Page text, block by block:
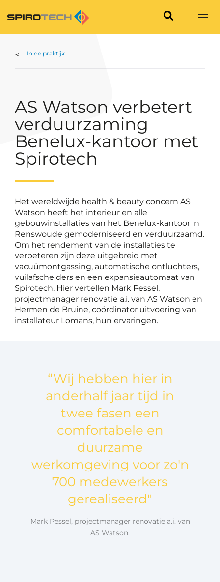
In de praktijk
AS Watson verbetert
verduurzaming
Benelux-kantoor met
Spirotech
Het wereldwijde health & beauty concern AS
Watson heeft het interieur en alle
gebouwinstallaties van het Benelux-kantoor in
Renswoude gemoderniseerd en verduurzaamd.
Om het rendement van de installaties te
verbeteren zijn deze uitgebreid met
vacuümontgassing, automatische ontluchters,
vuilafscheiders en een expansieautomaat van
Spirotech. Hier vertellen Mark Pessel,
projectmanager renovatie a.i. van AS Watson en
Hermen de Bruine, coördinator uitvoering van
installateur Lomans, hun ervaringen.
“Wij hebben hier in
anderhalf jaar tijd in
twee fasen een
comfortabele en
duurzame
werkomgeving voor zo'n
700 medewerkers
gerealiseerd"
Mark Pessel, projectmanager renovatie a.i. van
AS Watson.